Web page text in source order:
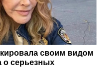
своим видом
о серьезных